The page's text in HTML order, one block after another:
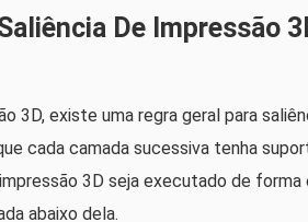
De Impressão
3D, existe uma regra geral para
cada camada sucessiva tenha
3D seja executado de
abaixo dela.